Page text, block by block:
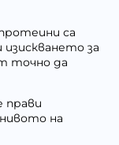
са
за
точно да
прави
на